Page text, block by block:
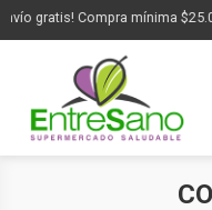
gratis! Compra mínima